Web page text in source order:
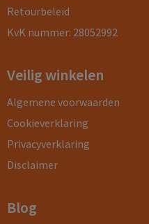
Retourbeleid
KvK nummer: 28052992
Veilig winkelen
Algemene voorwaarden
Cookieverklaring
Privacyverklaring
Disclaimer
Blog